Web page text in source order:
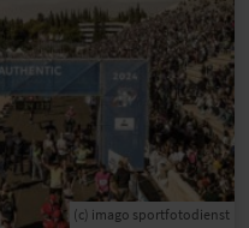
(c) imago sportfotodienst